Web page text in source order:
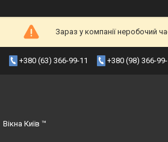
Зараз у компанії неробочий
+380 (63) 366-99-11 +380 (98) 366-99-
Вікна Київ ™